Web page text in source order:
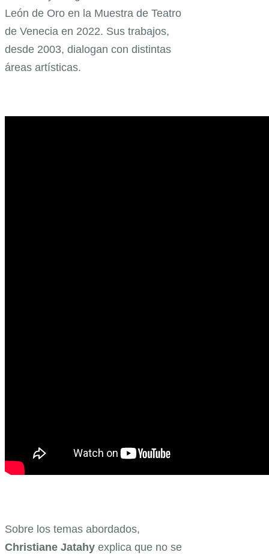
León de Oro en la Muestra de Teatro
de Venecia en 2022. Sus trabajos,
desde 2003, dialogan con distintas
áreas artísticas.
Sobre los temas abordados,
Christiane Jatahy explica que no se